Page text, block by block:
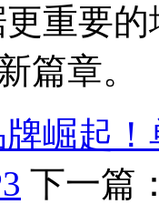
重要的
篇章。
崛起
下一篇